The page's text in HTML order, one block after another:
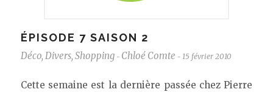
ÉPISODE 7 SAISON 2
Déco, Divers, Shopping - Chloé Comte - 15 février 2010
Cette semaine est la dernière passée chez Pierre